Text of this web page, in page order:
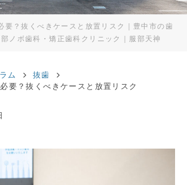
要？抜くべきケースと放置リスク｜豊中市の歯
ノボ歯科・矯正歯科クリニック｜服部天神
ム
抜歯
要？抜くべきケースと放置リスク